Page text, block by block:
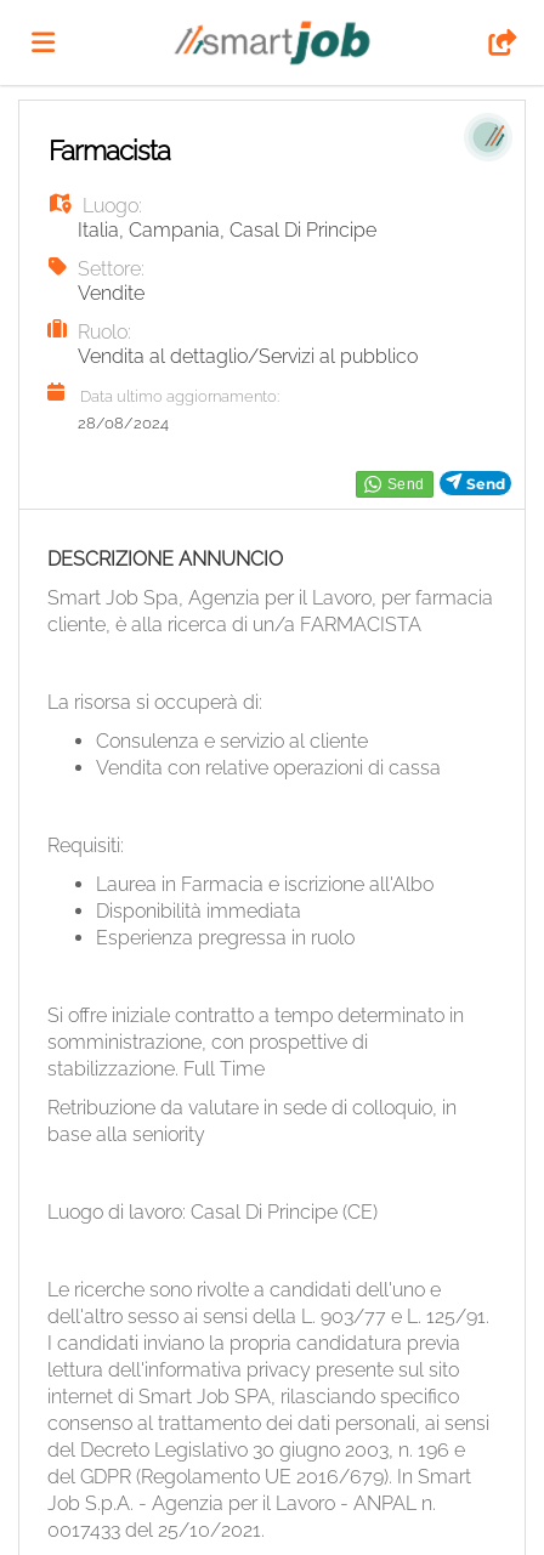
Offerte
di
Carica
EN
FR
IT
ES
Send
Farmacista
Luogo:
Italia, Campania, Casal Di Principe
Settore:
Vendite
Ruolo:
Vendita al dettaglio/Servizi al pubblico
Data ultimo aggiornamento:
28/08/2024
DESCRIZIONE ANNUNCIO
Smart Job Spa, Agenzia per il Lavoro, per farmacia
cliente, è alla ricerca di un/a FARMACISTA
La risorsa si occuperà di:
Consulenza e servizio al cliente
Vendita con relative operazioni di cassa
Requisiti:
Laurea in Farmacia e iscrizione all'Albo
Disponibilità immediata
Esperienza pregressa in ruolo
Si offre iniziale contratto a tempo determinato in
somministrazione, con prospettive di
stabilizzazione. Full Time
Retribuzione da valutare in sede di colloquio, in
base alla seniority
Luogo di lavoro: Casal Di Principe (CE)
Le ricerche sono rivolte a candidati dell'uno e
dell'altro sesso ai sensi della L. 903/77 e L. 125/91.
I candidati inviano la propria candidatura previa
lettura dell'informativa privacy presente sul sito
internet di Smart Job SPA, rilasciando specifico
consenso al trattamento dei dati personali, ai sensi
del Decreto Legislativo 30 giugno 2003, n. 196 e
del GDPR (Regolamento UE 2016/679). In Smart
Job S.p.A. - Agenzia per il Lavoro - ANPAL n.
0017433 del 25/10/2021.